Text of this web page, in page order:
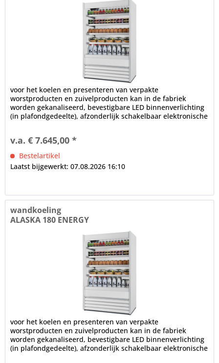
voor het koelen en presenteren van verpakte
worstproducten en zuivelproducten kan in de fabriek
worden gekanaliseerd, bevestigbare LED binnenverlichting
(in plafondgedeelte), afzonderlijk schakelbaar elektronische
v.a. € 7.645,00 *
Bestelartikel
Laatst bijgewerkt: 07.08.2026 16:10
wandkoeling
ALASKA 180 ENERGY
voor het koelen en presenteren van verpakte
worstproducten en zuivelproducten kan in de fabriek
worden gekanaliseerd, bevestigbare LED binnenverlichting
(in plafondgedeelte), afzonderlijk schakelbaar elektronische